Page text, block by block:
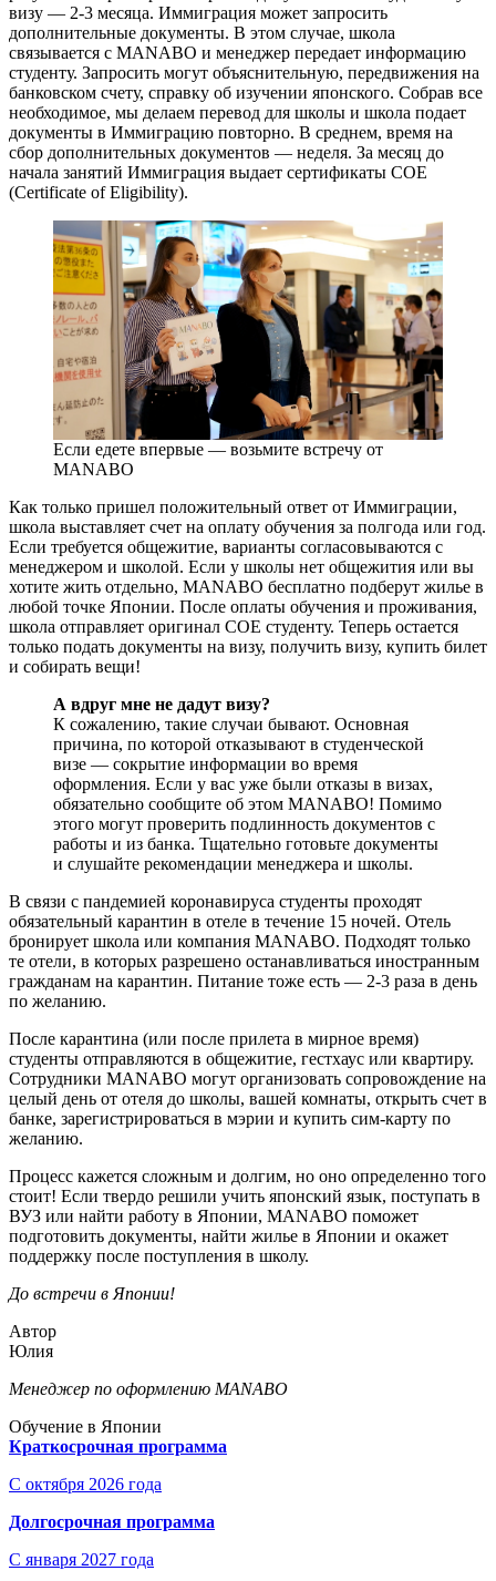
визу — 2-3 месяца. Иммиграция может запросить
дополнительные документы. В этом случае, школа
связывается с MANABO и менеджер передает информацию
студенту. Запросить могут объяснительную, передвижения на
банковском счету, справку об изучении японского. Собрав все
необходимое, мы делаем перевод для школы и школа подает
документы в Иммиграцию повторно. В среднем, время на
сбор дополнительных документов — неделя. За месяц до
начала занятий Иммиграция выдает сертификаты СОЕ
(Certificate of Eligibility).
Если едете впервые — возьмите встречу от
MANABO
Как только пришел положительный ответ от Иммиграции,
школа выставляет счет на оплату обучения за полгода или год.
Если требуется общежитие, варианты согласовываются с
менеджером и школой. Если у школы нет общежития или вы
хотите жить отдельно, MANABO бесплатно подберут жилье в
любой точке Японии. После оплаты обучения и проживания,
школа отправляет оригинал СОЕ студенту. Теперь остается
только подать документы на визу, получить визу, купить билет
и собирать вещи!
А вдруг мне не дадут визу?
К сожалению, такие случаи бывают. Основная
причина, по которой отказывают в студенческой
визе — сокрытие информации во время
оформления. Если у вас уже были отказы в визах,
обязательно сообщите об этом MANABO! Помимо
этого могут проверить подлинность документов с
работы и из банка. Тщательно готовьте документы
и слушайте рекомендации менеджера и школы.
В связи с пандемией коронавируса студенты проходят
обязательный карантин в отеле в течение 15 ночей. Отель
бронирует школа или компания MANABO. Подходят только
те отели, в которых разрешено останавливаться иностранным
гражданам на карантин. Питание тоже есть — 2-3 раза в день
по желанию.
После карантина (или после прилета в мирное время)
студенты отправляются в общежитие, гестхаус или квартиру.
Сотрудники MANABO могут организовать сопровождение на
целый день от отеля до школы, вашей комнаты, открыть счет в
банке, зарегистрироваться в мэрии и купить сим-карту по
желанию.
Процесс кажется сложным и долгим, но оно определенно того
стоит! Если твердо решили учить японский язык, поступать в
ВУЗ или найти работу в Японии, MANABO поможет
подготовить документы, найти жилье в Японии и окажет
поддержку после поступления в школу.
До встречи в Японии!
Автор
Юлия
Менеджер по оформлению MANABO
Обучение в Японии
Краткосрочная программа
С октября 2026 года
Долгосрочная программа
С января 2027 года